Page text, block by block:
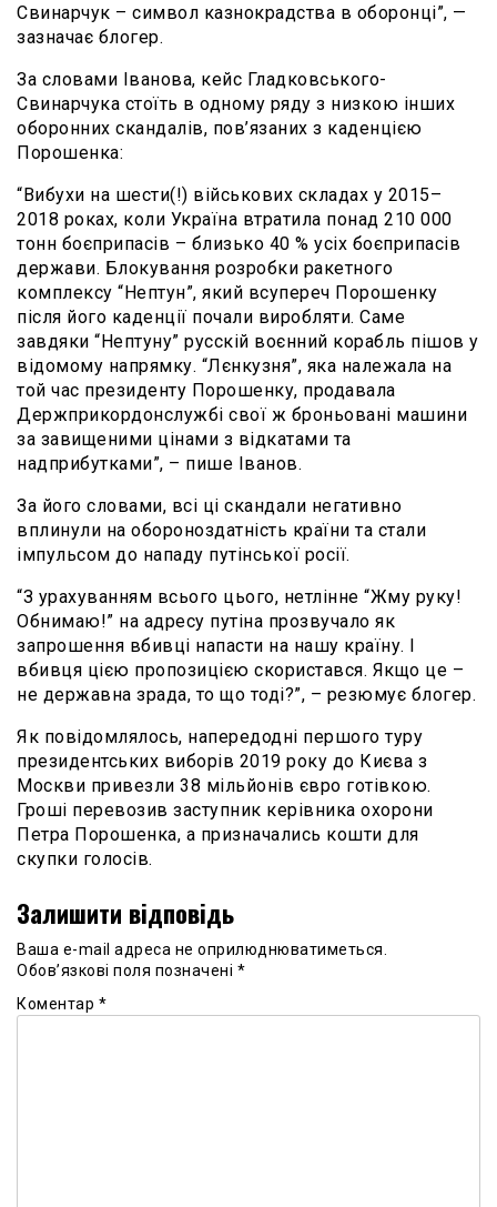
Свинарчук – символ казнокрадства в оборонці”, —
зазначає блогер.
За словами Іванова, кейс Гладковського-
Свинарчука стоїть в одному ряду з низкою інших
оборонних скандалів, пов’язаних з каденцією
Порошенка:
“Вибухи на шести(!) військових складах у 2015–
2018 роках, коли Україна втратила понад 210 000
тонн боєприпасів – близько 40 % усіх боєприпасів
держави. Блокування розробки ракетного
комплексу “Нептун”, який всупереч Порошенку
після його каденції почали виробляти. Саме
завдяки “Нептуну” русскій воєнний корабль пішов у
відомому напрямку. “Лєнкузня”, яка належала на
той час президенту Порошенку, продавала
Держприкордонслужбі свої ж броньовані машини
за завищеними цінами з відкатами та
надприбутками”, – пише Іванов.
За його словами, всі ці скандали негативно
вплинули на обороноздатність країни та стали
імпульсом до нападу путінської росії.
“З урахуванням всього цього, нетлінне “Жму руку!
Обнимаю!” на адресу путіна прозвучало як
запрошення вбивці напасти на нашу країну. І
вбивця цією пропозицією скористався. Якщо це –
не державна зрада, то що тоді?”, – резюмує блогер.
Як повідомлялось, напередодні першого туру
президентських виборів 2019 року до Києва з
Москви привезли 38 мільйонів євро готівкою.
Гроші перевозив заступник керівника охорони
Петра Порошенка, а призначались кошти для
скупки голосів.
Залишити відповідь
Ваша e-mail адреса не оприлюднюватиметься.
Обов’язкові поля позначені *
Коментар *